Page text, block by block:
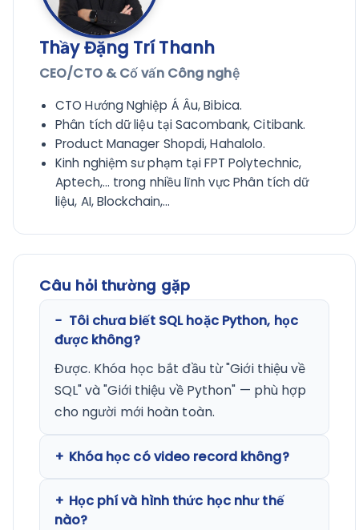
Thầy Đặng Trí Thanh
CEO/CTO & Cố vấn Công nghệ
CTO Hướng Nghiệp Á Âu, Bibica.
Phân tích dữ liệu tại Sacombank, Citibank.
Product Manager Shopdi, Hahalolo.
Kinh nghiệm sư phạm tại FPT Polytechnic,
Aptech,... trong nhiều lĩnh vực Phân tích dữ
liệu, AI, Blockchain,...
Câu hỏi thường gặp
Tôi chưa biết SQL hoặc Python, học
được không?
Được. Khóa học bắt đầu từ "Giới thiệu về
SQL" và "Giới thiệu về Python" — phù hợp
cho người mới hoàn toàn.
Khóa học có video record không?
Học phí và hình thức học như thế
nào?